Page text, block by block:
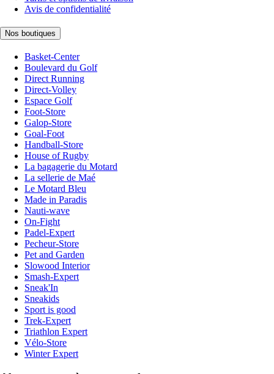
Avis de confidentialité
Nos boutiques
Basket-Center
Boulevard du Golf
Direct Running
Direct-Volley
Espace Golf
Foot-Store
Galop-Store
Goal-Foot
Handball-Store
House of Rugby
La bagagerie du Motard
La sellerie de Maé
Le Motard Bleu
Made in Paradis
Nauti-wave
On-Fight
Padel-Expert
Pecheur-Store
Pet and Garden
Slowood Interior
Smash-Expert
Sneak'In
Sneakids
Sport is good
Trek-Expert
Triathlon Expert
Vélo-Store
Winter Expert